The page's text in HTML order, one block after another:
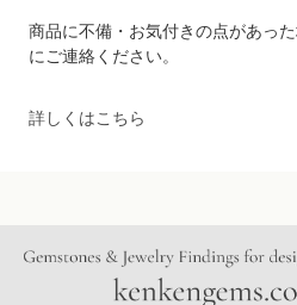
商品に不備・お気付きの点があっ
にご連絡ください。
詳しくはこちら